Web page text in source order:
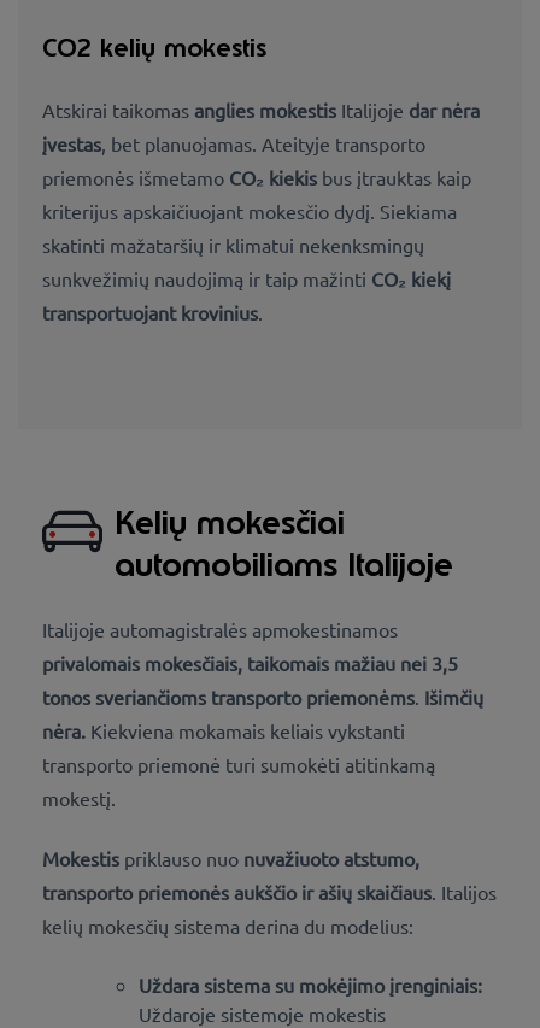
CO2 kelių mokestis
Atskirai taikomas anglies mokestis Italijoje dar nėra
įvestas, bet planuojamas. Ateityje transporto
priemonės išmetamo CO₂ kiekis bus įtrauktas kaip
kriterijus apskaičiuojant mokesčio dydį. Siekiama
skatinti mažataršių ir klimatui nekenksmingų
sunkvežimių naudojimą ir taip mažinti CO₂ kiekį
transportuojant krovinius.
Kelių mokesčiai
automobiliams Italijoje
Italijoje automagistralės apmokestinamos
privalomais mokesčiais, taikomais mažiau nei 3,5
tonos sveriančioms transporto priemonėms. Išimčių
nėra. Kiekviena mokamais keliais vykstanti
transporto priemonė turi sumokėti atitinkamą
mokestį.
Mokestis priklauso nuo nuvažiuoto atstumo,
transporto priemonės aukščio ir ašių skaičiaus. Italijos
kelių mokesčių sistema derina du modelius:
Uždara sistema su mokėjimo įrenginiais:
Uždaroje sistemoje mokestis